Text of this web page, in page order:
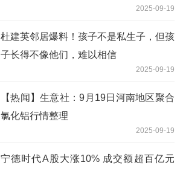
2025-09-19
杜建英邻居爆料！孩子不是私生子，但孩
子长得不像他们，难以相信
2025-09-19
【热闻】生意社：9月19日河南地区聚合
氯化铝行情整理
2025-09-19
宁德时代A股大涨10% 成交额超百亿元